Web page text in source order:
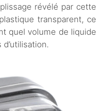
révélé par cette
transparent, ce
quel volume de liquide